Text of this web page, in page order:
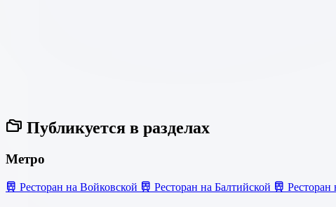
Публикуется в разделах
Метро
Ресторан на Войковской Ресторан на Балтийской